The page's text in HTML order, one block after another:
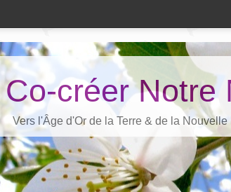
Co-créer Notre
Vers l'Âge d'Or de la Terre & de la Nouvelle